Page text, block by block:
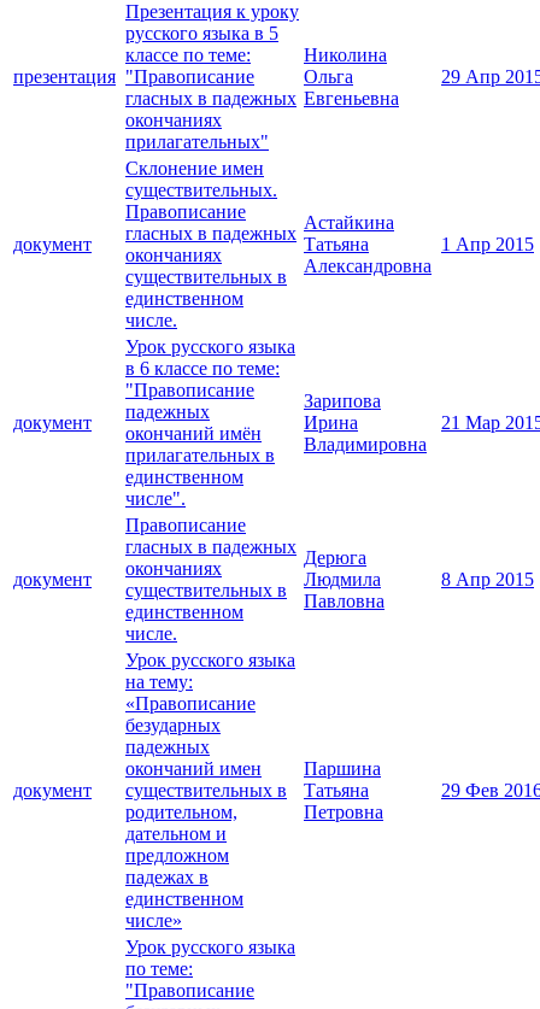
презентация
Презентация к уроку
русского языка в 5
классе по теме:
"Правописание
гласных в падежных
окончаниях
прилагательных"
Николина
Ольга
Евгеньевна
29 Апр
документ
Склонение имен
существительных.
Правописание
гласных в падежных
окончаниях
существительных в
единственном
числе.
Астайкина
Татьяна
Александровна
1 Апр 2015
документ
Урок русского языка
в 6 классе по теме:
"Правописание
падежных
окончаний имён
прилагательных в
единственном
числе".
Зарипова
Ирина
Владимировна
21 Мар
документ
Правописание
гласных в падежных
окончаниях
существительных в
единственном
числе.
Дерюга
Людмила
Павловна
8 Апр 2015
документ
Урок русского языка
на тему:
«Правописание
безударных
падежных
окончаний имен
существительных в
родительном,
дательном и
предложном
падежах в
единственном
числе»
Паршина
Татьяна
Петровна
29 Фев
Урок русского языка
по теме:
"Правописание